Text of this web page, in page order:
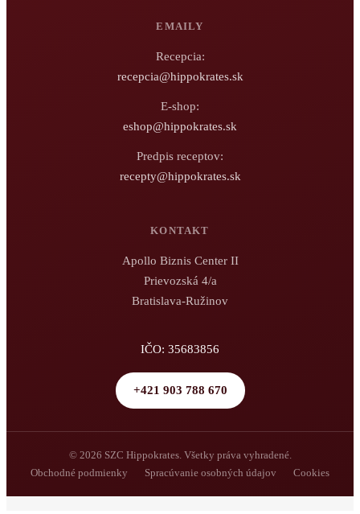
EMAILY
Recepcia:
recepcia@hippokrates.sk
E-shop:
eshop@hippokrates.sk
Predpis receptov:
recepty@hippokrates.sk
KONTAKT
Apollo Biznis Center II
Prievozská 4/a
Bratislava-Ružinov
IČO: 35683856
+421 903 788 670
© 2026 SZC Hippokrates. Všetky práva vyhradené.
Obchodné podmienky
Spracúvanie osobných údajov Cookies